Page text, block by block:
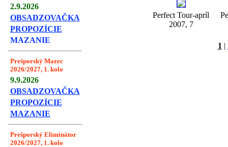
2.9.2026
OBSADZOVAČKA
PROPOZÍCIE
MAZANIE
Prešporský Mazec
2026/2027, 1. kolo
9.9.2026
OBSADZOVAČKA
PROPOZÍCIE
MAZANIE
Prešporský Eliminátor
2026/2027, 1. kolo
Perfect Tour-apríl
2007, 7
1 |